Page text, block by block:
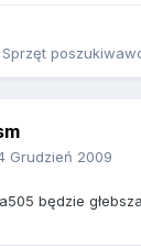
Sprzęt
Grudzień 2009
będzie